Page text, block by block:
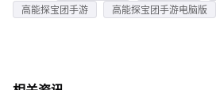
高能探宝团手游
高能探宝团手游电脑版